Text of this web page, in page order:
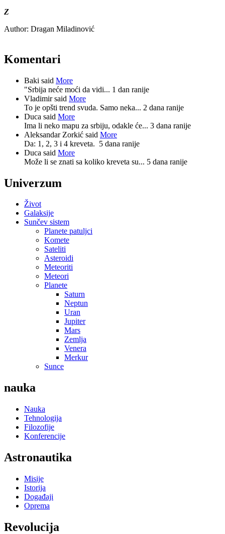
Z
Author: Dragan Miladinović
Komentari
Baki said More
"Srbija neće moći da vidi... 1 dan ranije
Vladimir said More
To je opšti trend svuda. Samo neka... 2 dana ranije
Duca said More
Ima li neko mapu za srbiju, odakle će... 3 dana ranije
Aleksandar Zorkić said More
Da: 1, 2, 3 i 4 kreveta. 5 dana ranije
Duca said More
Može li se znati sa koliko kreveta su... 5 dana ranije
Univerzum
Život
Galaksije
Sunčev sistem
Planete patuljci
Komete
Sateliti
Asteroidi
Meteoriti
Meteori
Planete
Saturn
Neptun
Uran
Jupiter
Mars
Zemlja
Venera
Merkur
Sunce
nauka
Nauka
Tehnologija
Filozofije
Konferencije
Astronautika
Misije
Istorija
Događaji
Oprema
Revolucija